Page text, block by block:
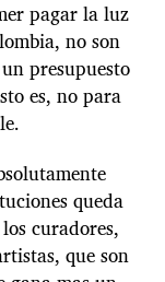
pagar la luz
no son
presupuesto
es, no para
queda
curadores,
que son